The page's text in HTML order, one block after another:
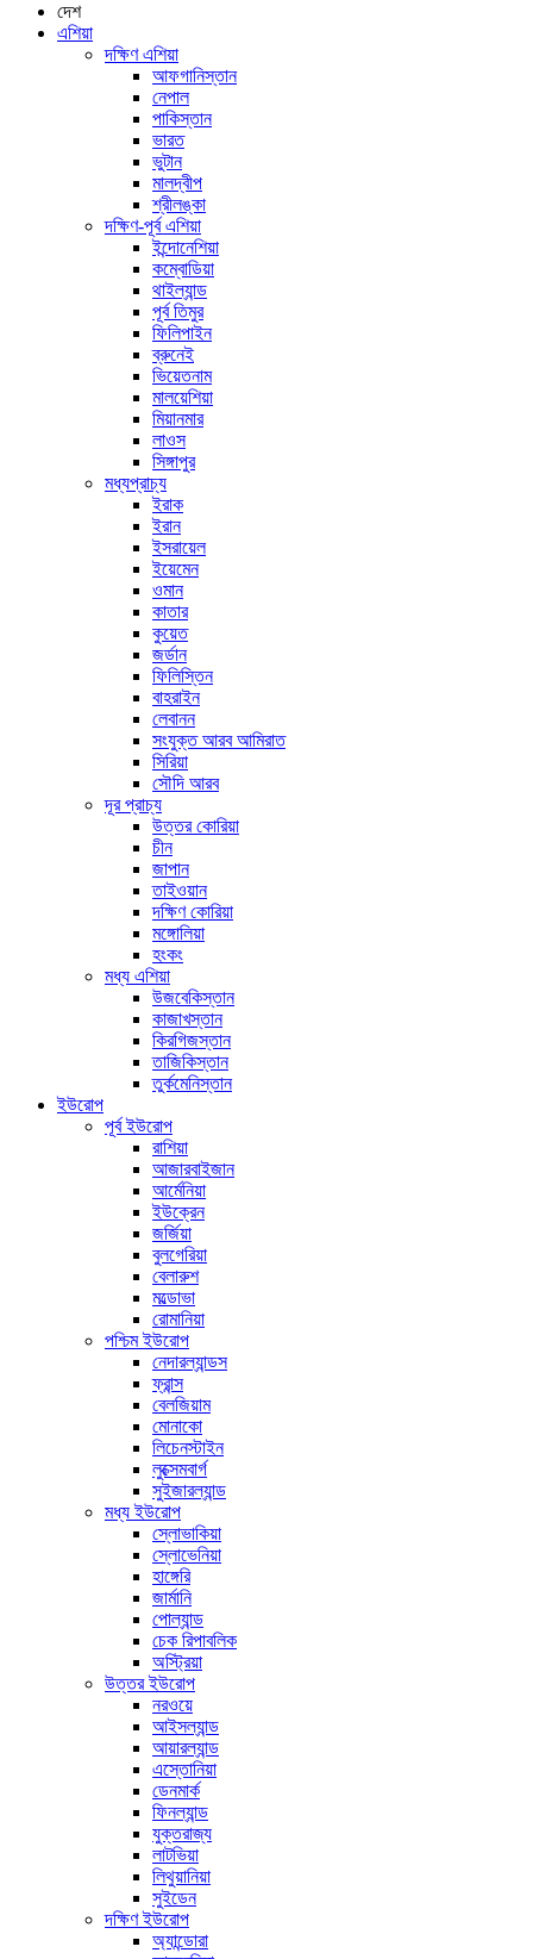
দেশ
এশিয়া
দক্ষিণ এশিয়া
আফগানিস্তান
নেপাল
পাকিস্তান
ভারত
ভুটান
মালদ্বীপ
শ্রীলঙ্কা
দক্ষিণ-পূর্ব এশিয়া
ইন্দোনেশিয়া
কম্বোডিয়া
থাইল্যান্ড
পূর্ব তিমুর
ফিলিপাইন
ব্রুনেই
ভিয়েতনাম
মালয়েশিয়া
মিয়ানমার
লাওস
সিঙ্গাপুর
মধ্যপ্রাচ্য
ইরাক
ইরান
ইসরায়েল
ইয়েমেন
ওমান
কাতার
কুয়েত
জর্ডান
ফিলিস্তিন
বাহরাইন
লেবানন
সংযুক্ত আরব আমিরাত
সিরিয়া
সৌদি আরব
দূর প্রাচ্য
উত্তর কোরিয়া
চীন
জাপান
তাইওয়ান
দক্ষিণ কোরিয়া
মঙ্গোলিয়া
হংকং
মধ্য এশিয়া
উজবেকিস্তান
কাজাখস্তান
কিরগিজস্তান
তাজিকিস্তান
তুর্কমেনিস্তান
ইউরোপ
পূর্ব ইউরোপ
রাশিয়া
আজারবাইজান
আর্মেনিয়া
ইউক্রেন
জর্জিয়া
বুলগেরিয়া
বেলারুশ
মল্ডোভা
রোমানিয়া
পশ্চিম ইউরোপ
নেদারল্যান্ডস
ফ্রান্স
বেলজিয়াম
মোনাকো
লিচেনস্টাইন
লুক্সেমবার্গ
সুইজারল্যান্ড
মধ্য ইউরোপ
স্লোভাকিয়া
স্লোভেনিয়া
হাঙ্গেরি
জার্মানি
পোল্যান্ড
চেক রিপাবলিক
অস্ট্রিয়া
উত্তর ইউরোপ
নরওয়ে
আইসল্যান্ড
আয়ারল্যান্ড
এস্তোনিয়া
ডেনমার্ক
ফিনল্যান্ড
যুক্তরাজ্য
লাটভিয়া
লিথুয়ানিয়া
সুইডেন
দক্ষিণ ইউরোপ
অ্যান্ডোরা